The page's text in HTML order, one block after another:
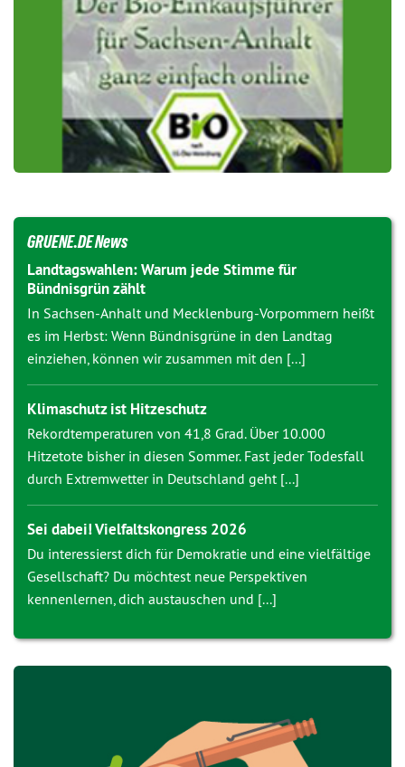
GRUENE.DE News
Landtagswahlen: Warum jede Stimme für
Bündnisgrün zählt
In Sachsen-Anhalt und Mecklenburg-Vorpommern heißt
es im Herbst: Wenn Bündnisgrüne in den Landtag
einziehen, können wir zusammen mit den [...]
Klimaschutz ist Hitzeschutz
Rekordtemperaturen von 41,8 Grad. Über 10.000
Hitzetote bisher in diesen Sommer. Fast jeder Todesfall
durch Extremwetter in Deutschland geht [...]
Sei dabei! Vielfaltskongress 2026
Du interessierst dich für Demokratie und eine vielfältige
Gesellschaft? Du möchtest neue Perspektiven
kennenlernen, dich austauschen und [...]